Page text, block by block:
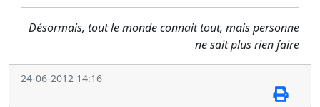
Désormais, tout le monde connait tout, mais personne
ne sait plus rien faire
24-06-2012 14:16